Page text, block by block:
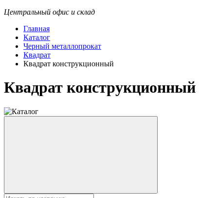
Центральный офис и склад
Главная
Каталог
Черный металлопрокат
Квадрат
Квадрат конструкционный
Квадрат конструкционный